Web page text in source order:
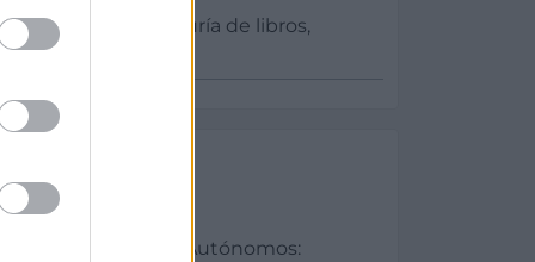
contabilidad, teneduría de libros,
Profesionales y Autónomos: